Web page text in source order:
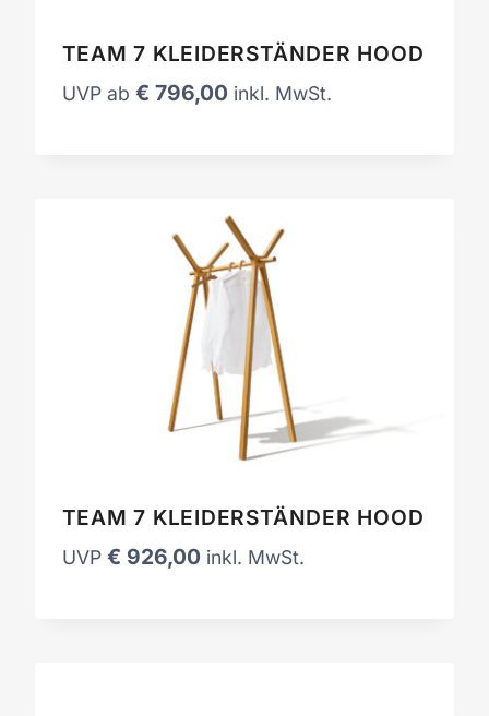
TEAM 7 KLEIDERSTÄNDER HOOD
UVP ab € 796,00 inkl. MwSt.
TEAM 7 KLEIDERSTÄNDER HOOD
UVP € 926,00 inkl. MwSt.